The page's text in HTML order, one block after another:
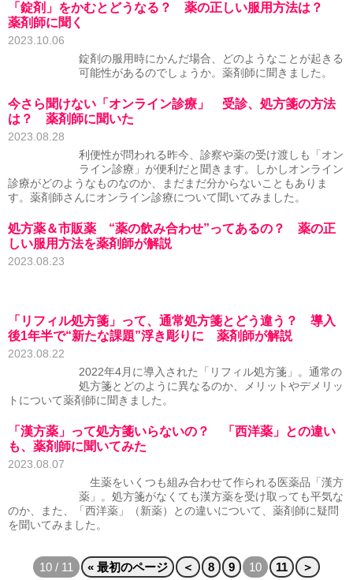
「錠剤」をかむとどうなる？ 薬の正しい服用方法は？
薬剤師に聞く
2023.10.06
錠剤の服用時にかんだ場合、どのようなことが起きる
可能性があるのでしょうか。薬剤師に聞きました。
今さら聞けない「オンライン診療」 受診、処方箋の方法
は？ 薬剤師に聞いた
2023.08.28
利便性が問われる昨今、診察や薬の受け渡しも「オン
ライン診療」が便利だと聞きます。しかしオンライン
診療がどのようなものなのか、まだまだ分からないこともありま
す。薬剤師さんにオンライン診療について聞いてみました。
処方薬＆市販薬 “薬の飲み合わせ”ってあるの？ 薬の正
しい服用方法を薬剤師が解説
2023.08.23
「リフィル処方箋」って、通常処方箋とどう違う？ 導入
後1年半で“新たな課題”浮き彫りに 薬剤師が解説
2023.08.22
2022年4月に導入された「リフィル処方箋」。通常の
処方箋とどのように異なるのか、メリットやデメリッ
トについて薬剤師に聞きました。
「漢方薬」って処方箋いらないの？ 「西洋薬」との違い
も、薬剤師に聞いてみた
2023.08.07
生薬をいくつも組み合わせて作られる医薬品「漢方
薬」。処方箋がなくても漢方薬を受け取っても平気な
のか、また、「西洋薬」（新薬）との違いについて、薬剤師に疑問
を聞いてみました。
10 / 11 « 最初のページ ＜ 8 9 10 11 ＞